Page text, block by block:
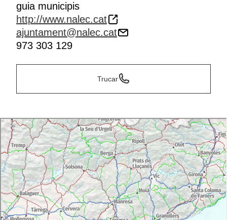
guia municipis
http://www.nalec.cat
ajuntament@nalec.cat
973 303 129
Trucar